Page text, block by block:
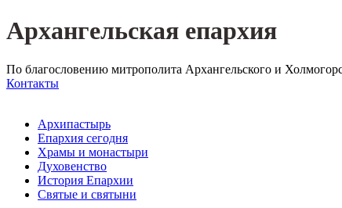
Архангельская епархия
По благословению митрополита Архангельского и
Контакты
Архипастырь
Епархия сегодня
Храмы и монастыри
Духовенство
История Епархии
Святые и святыни